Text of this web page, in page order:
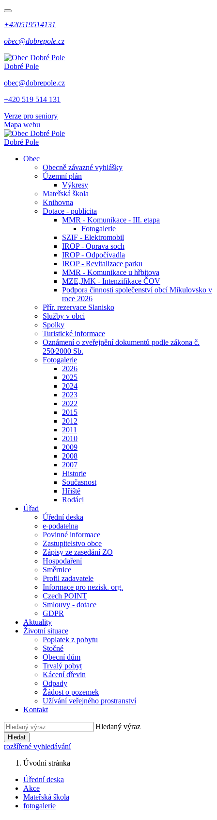
+420519514131
obec@dobrepole.cz
Dobré Pole
obec@dobrepole.cz
+420 519 514 131
Verze pro seniory
Mapa webu
Dobré Pole
Obec
Obecně závazné vyhlášky
Územní plán
Výkresy
Mateřská škola
Knihovna
Dotace - publicita
MMR - Komunikace - III. etapa
Fotogalerie
SZIF - Elektromobil
IROP - Oprava soch
IROP - Odpočívadla
IROP - Revitalizace parku
MMR - Komunikace u hřbitova
MZE,JMK - Intenzifikace ČOV
Podpora činnosti společenství obcí Mikulovsko v
roce 2026
Přír. rezervace Slanisko
Služby v obci
Spolky
Turistické informace
Oznámení o zveřejnění dokumentů podle zákona č.
250⁄2000 Sb.
Fotogalerie
2026
2025
2024
2023
2022
2015
2012
2011
2010
2009
2008
2007
Historie
Současnost
Hřiště
Rodáci
Úřad
Úřední deska
e-podatelna
Povinné informace
Zastupitelstvo obce
Zápisy ze zasedání ZO
Hospodaření
Směrnice
Profil zadavatele
Informace pro nezisk. org.
Czech POINT
Smlouvy - dotace
GDPR
Aktuality
Životní situace
Poplatek z pobytu
Stočné
Obecní dům
Trvalý pobyt
Kácení dřevin
Odpady
Žádost o pozemek
Užívání veřejného prostranství
Kontakt
Hledaný výraz
Hledat
rozšířené vyhledávání
Úvodní stránka
Úřední deska
Akce
Mateřská škola
fotogalerie